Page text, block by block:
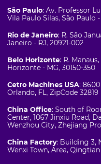
São Paulo: Av. Professor
Vila Paulo Silas, São Paulo
Rio de Janeiro: R. São
Janeiro - RJ, 20921-002
Belo Horizonte: R.
Horizonte - MG, 30150-350
Cetro Machines USA:
Orlando, FL, ZipCode 32819
China Office: South of
Center, 1067 Jinxiu Road,
Wenzhou City, Zhejiang
China Factory: Building 3,
Wenxi Town, Area,